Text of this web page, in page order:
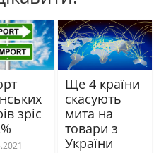
зріс
Ще 4 країни
скасують
мита на
товари з
України